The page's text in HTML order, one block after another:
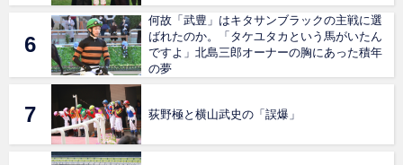
何故「武豊」はキタサンブラックの主戦に選
ばれたのか。「タケユタカという馬がいたん
ですよ」北島三郎オーナーの胸にあった積年
の夢
荻野極と横山武史の「誤爆」